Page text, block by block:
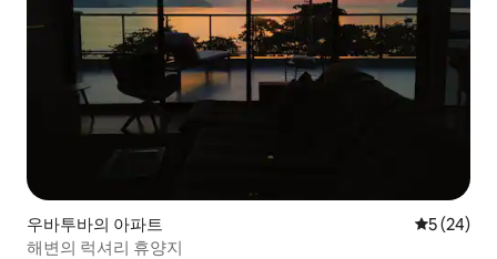
우바투바의 아파트 평점 5점(5
5 (24)
해변의 럭셔리 휴양지